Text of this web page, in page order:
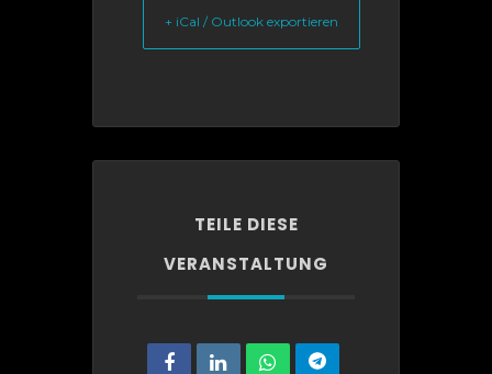
+ iCal / Outlook exportieren
TEILE DIESE
VERANSTALTUNG